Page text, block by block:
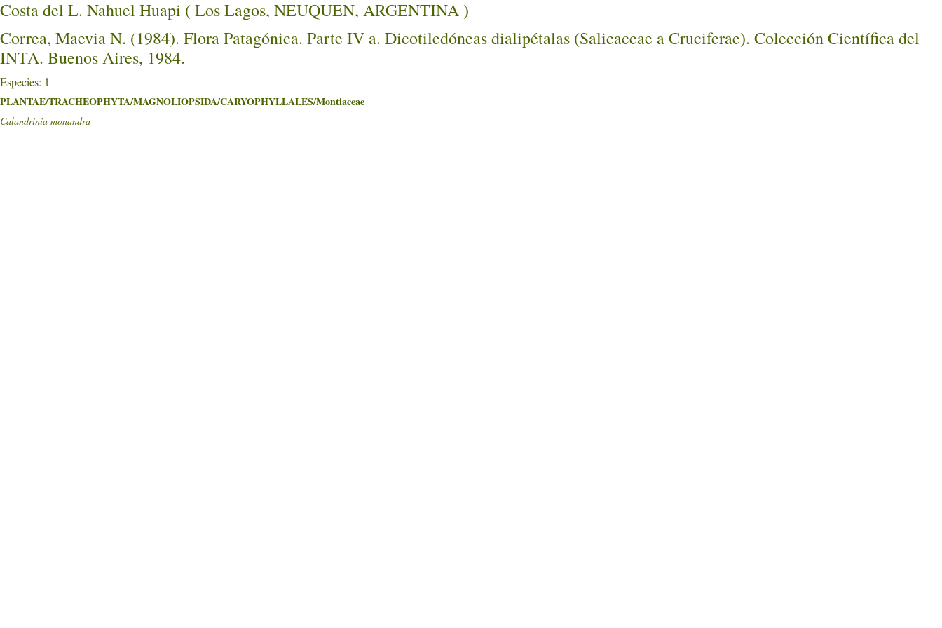
Costa del L. Nahuel Huapi ( Los Lagos, NEUQUEN, ARGENTINA )
Correa, Maevia N. (1984). Flora Patagónica. Parte IV a. Dicotiledóneas dialipétalas (Salicaceae a Cruciferae). Colección Científica del
INTA. Buenos Aires, 1984.
Especies: 1
PLANTAE/TRACHEOPHYTA/MAGNOLIOPSIDA/CARYOPHYLLALES/Montiaceae
Calandrinia monandra